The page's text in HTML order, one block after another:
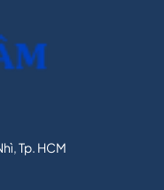
Tp. HCM